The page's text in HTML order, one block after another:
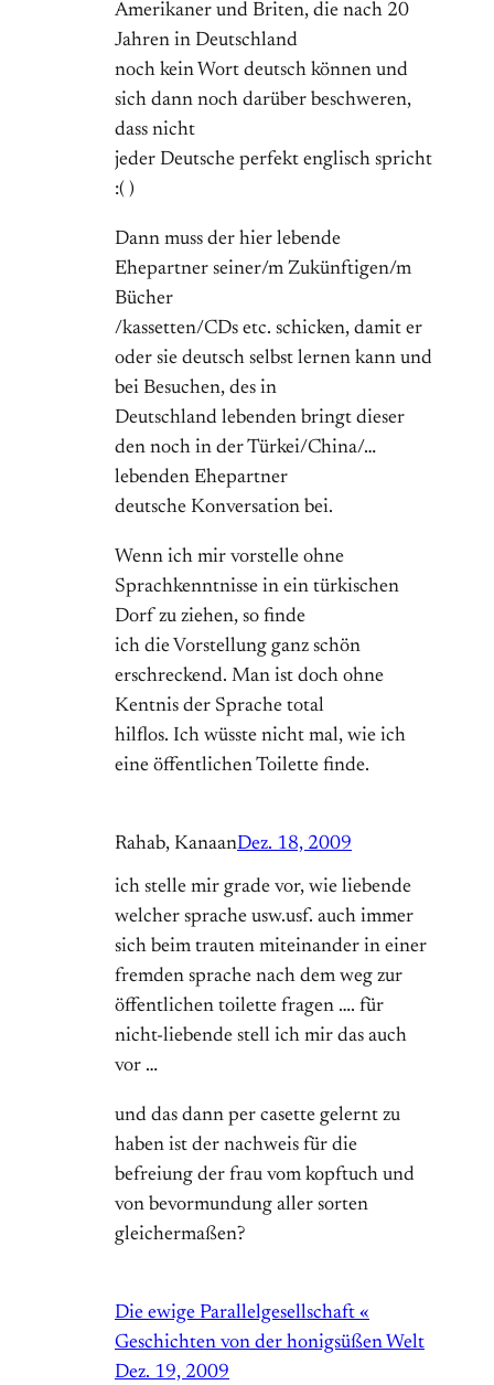
Amerikaner und Briten, die nach 20
Jahren in Deutschland
noch kein Wort deutsch können und
sich dann noch darüber beschweren,
dass nicht
jeder Deutsche perfekt englisch spricht
:( )
Dann muss der hier lebende
Ehepartner seiner/m Zukünftigen/m
Bücher
/kassetten/CDs etc. schicken, damit er
oder sie deutsch selbst lernen kann und
bei Besuchen, des in
Deutschland lebenden bringt dieser
den noch in der Türkei/China/…
lebenden Ehepartner
deutsche Konversation bei.
Wenn ich mir vorstelle ohne
Sprachkenntnisse in ein türkischen
Dorf zu ziehen, so finde
ich die Vorstellung ganz schön
erschreckend. Man ist doch ohne
Kentnis der Sprache total
hilflos. Ich wüsste nicht mal, wie ich
eine öffentlichen Toilette finde.
Rahab, KanaanDez. 18, 2009
ich stelle mir grade vor, wie liebende
welcher sprache usw.usf. auch immer
sich beim trauten miteinander in einer
fremden sprache nach dem weg zur
öffentlichen toilette fragen …. für
nicht-liebende stell ich mir das auch
vor …
und das dann per casette gelernt zu
haben ist der nachweis für die
befreiung der frau vom kopftuch und
von bevormundung aller sorten
gleichermaßen?
Die ewige Parallelgesellschaft «
Geschichten von der honigsüßen Welt
Dez. 19, 2009